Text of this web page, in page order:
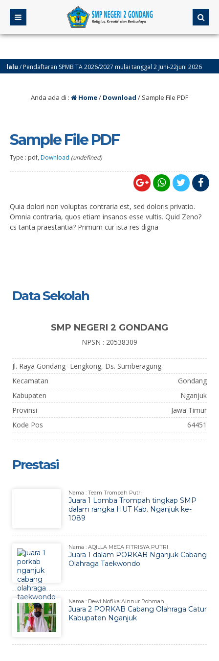
/ Pendaftaran SPMB TA 2026/2027 mulai tanggal 2 Juni-22juni 2026
Anda ada di : Home/ Download / Sample File PDF
Sample File PDF
Type : pdf, Download (undefined)
Quia dolori non voluptas contraria est, sed doloris privatio.
Omnia contraria, quos etiam insanos esse vultis. Quid Zeno?
cs tanta praestantia? Primum cur ista res digna
Data Sekolah
SMP NEGERI 2 GONDANG
NPSN : 20538309
Jl. Raya Gondang- Lengkong, Ds. Sumberagung
Kecamatan
Gondang
Kabupaten
Nganjuk
Provinsi
Jawa Timur
Kode Pos
64451
Prestasi
Nama : Team Trompah Putri
Juara 1 Lomba Trompah tingkap SMP
dalam rangka HUT Kab. Nganjuk ke-
1089
Nama : AQILLA MECA FITRISYA PUTRI
Juara 1 dalam PORKAB Nganjuk Cabang
Olahraga Taekwondo
Nama : Dewi Nofika Ainnur Rohmah
Juara 2 PORKAB Cabang Olahraga Catur
Kabupaten Nganjuk